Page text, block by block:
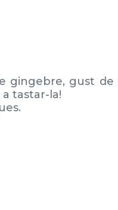
gingebre, gust de
tastar-la!